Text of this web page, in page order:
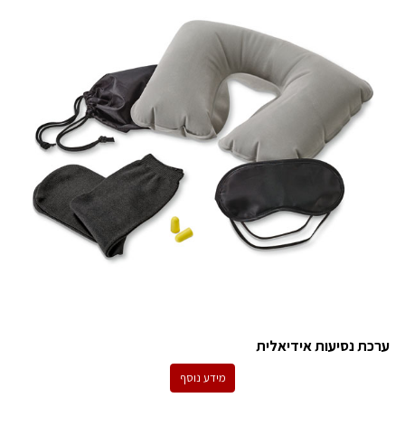
ערכת נסיעות אידיאלית
מידע נוסף